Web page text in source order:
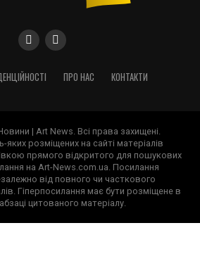
ПРО НАС КОНТАКТИ
| Art News. Всі права захищені.
яких розміщених на сайті матеріалів
прямого відкритого для пошукових
на Art-News.com.ua. Посилання
від повного чи часткового
Гіперпосилання має бути розміщене в
цитованого матеріалу.